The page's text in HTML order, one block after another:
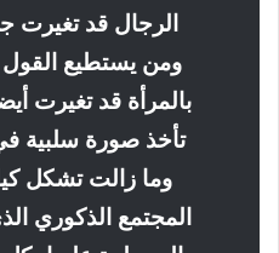
الرجال قد تغيرت
ومن يستطيع القول
بالمرأة قد تغيرت
تأخذ صورة سلبية
وما زالت تشكل
المجتمع الذكوري